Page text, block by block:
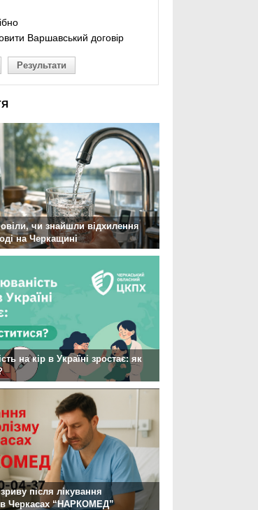
Варшавський договір
Результати
чи знайшли відхилення
на Черкащині
на кір в Україні зростає: як
після лікування
в Черкасах “НАРКОМЕД”